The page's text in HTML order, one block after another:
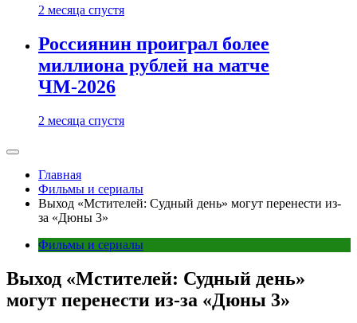
2 месяца спустя
Россиянин проиграл более
миллиона рублей на матче
ЧМ-2026
2 месяца спустя
Главная
Фильмы и сериалы
Выход «Мстителей: Судный день» могут перенести из-
за «Дюны 3»
Фильмы и сериалы
Выход «Мстителей: Судный день»
могут перенести из-за «Дюны 3»